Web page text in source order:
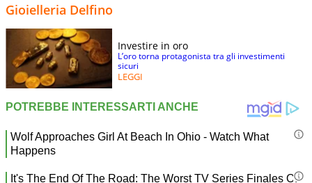
Gioielleria Delfino
Investire in oro
L’oro torna protagonista tra gli investimenti
sicuri
LEGGI